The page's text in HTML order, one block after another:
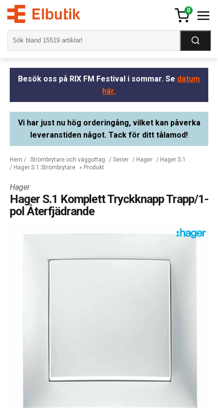
0
Besök oss på RIX FM Festival i sommar. Se datum
här.
Vi har just nu hög orderingång, vilket kan påverka
leveranstiden något. Tack för ditt tålamod!
Hem / Strömbrytare och vägguttag / Serier / Hager / Hager S.1
/ Hager S.1 Strömbrytare » Produkt
Hager
Hager S.1 Komplett Tryckknapp Trapp/1-
pol Återfjädrande